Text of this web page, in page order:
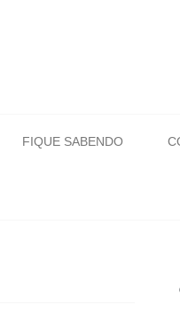
FIQUE SABENDO